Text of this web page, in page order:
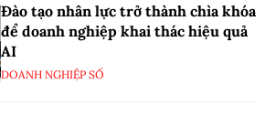
Đào tạo nhân lực trở thành chìa khóa
để doanh nghiệp khai thác hiệu quả
AI
DOANH NGHIỆP SỐ